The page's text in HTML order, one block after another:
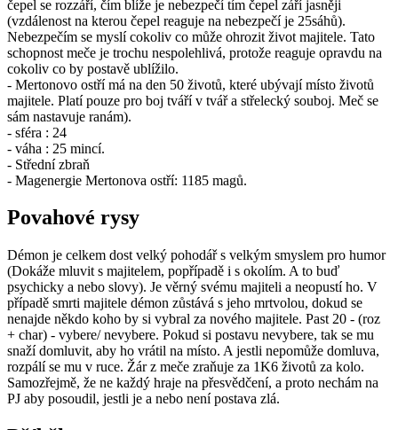
čepel se rozzáří, čím blíže je nebezpečí tím čepel září jasněji
(vzdálenost na kterou čepel reaguje na nebezpečí je 25sáhů).
Nebezpečím se myslí cokoliv co může ohrozit život majitele. Tato
schopnost meče je trochu nespolehlivá, protože reaguje opravdu na
cokoliv co by postavě ublížilo.
- Mertonovo ostří má na den 50 životů, které ubývají místo životů
majitele. Platí pouze pro boj tváří v tvář a střelecký souboj. Meč se
sám nastavuje ranám).
- sféra : 24
- váha : 25 mincí.
- Střední zbraň
- Magenergie Mertonova ostří: 1185 magů.
Povahové rysy
Démon je celkem dost velký pohodář s velkým smyslem pro humor
(Dokáže mluvit s majitelem, popřípadě i s okolím. A to buď
psychicky a nebo slovy). Je věrný svému majiteli a neopustí ho. V
případě smrti majitele démon zůstává s jeho mrtvolou, dokud se
nenajde někdo koho by si vybral za nového majitele. Past 20 - (roz
+ char) - vybere/ nevybere. Pokud si postavu nevybere, tak se mu
snaží domluvit, aby ho vrátil na místo. A jestli nepomůže domluva,
rozpálí se mu v ruce. Žár z meče zraňuje za 1K6 životů za kolo.
Samozřejmě, že ne každý hraje na přesvědčení, a proto nechám na
PJ aby posoudil, jestli je a nebo není postava zlá.